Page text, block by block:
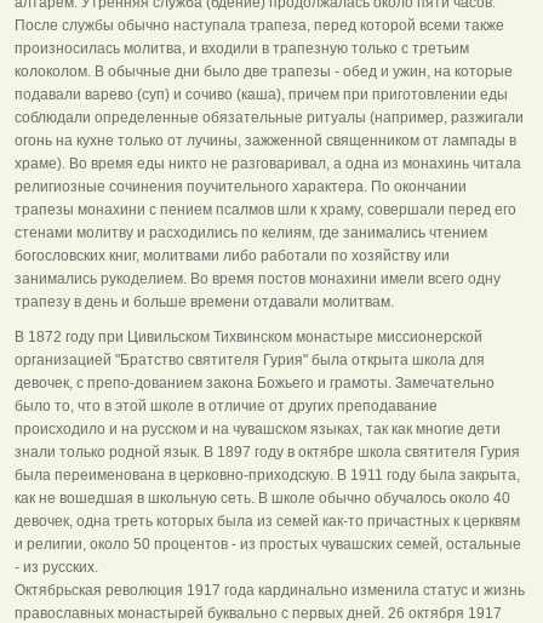
После службы обычно наступала трапеза, перед которой всеми также
произносилась молитва, и входили в трапезную только с третьим
колоколом. В обычные дни было две трапезы - обед и ужин, на которые
подавали варево (суп) и сочиво (каша), причем при приготовлении еды
соблюдали определенные обязательные ритуалы (например, разжигали
огонь на кухне только от лучины, зажженной священником от лампады в
храме). Во время еды никто не разговаривал, а одна из монахинь читала
религиозные сочинения поучительного характера. По окончании
трапезы монахини с пением псалмов шли к храму, совершали перед его
стенами молитву и расходились по келиям, где занимались чтением
богословских книг, молитвами либо работали по хозяйству или
занимались рукоделием. Во время постов монахини имели всего одну
трапезу в день и больше времени отдавали молитвам.
В 1872 году при Цивильском Тихвинском монастыре миссионерской
организацией "Братство святителя Гурия" была открыта школа для
девочек, с препо-дованием закона Божьего и грамоты. Замечательно
было то, что в этой школе в отличие от других преподавание
происходило и на русском и на чувашском языках, так как многие дети
знали только родной язык. В 1897 году в октябре школа святителя Гурия
была переименована в церковно-приходскую. В 1911 году была закрыта,
как не вошедшая в школьную сеть. В школе обычно обучалось около 40
девочек, одна треть которых была из семей как-то причастных к церквям
и религии, около 50 процентов - из простых чувашских семей, остальные
- из русских.
Октябрьская революция 1917 года кардинально изменила статус и жизнь
православных монастырей буквально с первых дней. 26 октября 1917